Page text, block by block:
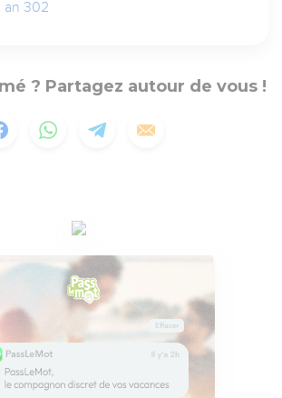
an 302
? Partagez autour de vous !